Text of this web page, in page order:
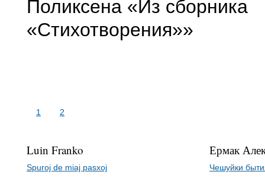
Поликсена «Из сборника
«Стихотворения»»
1 2
Luin Franko
Spuroj de miaj pasxoj
Ермак
Чешуйки